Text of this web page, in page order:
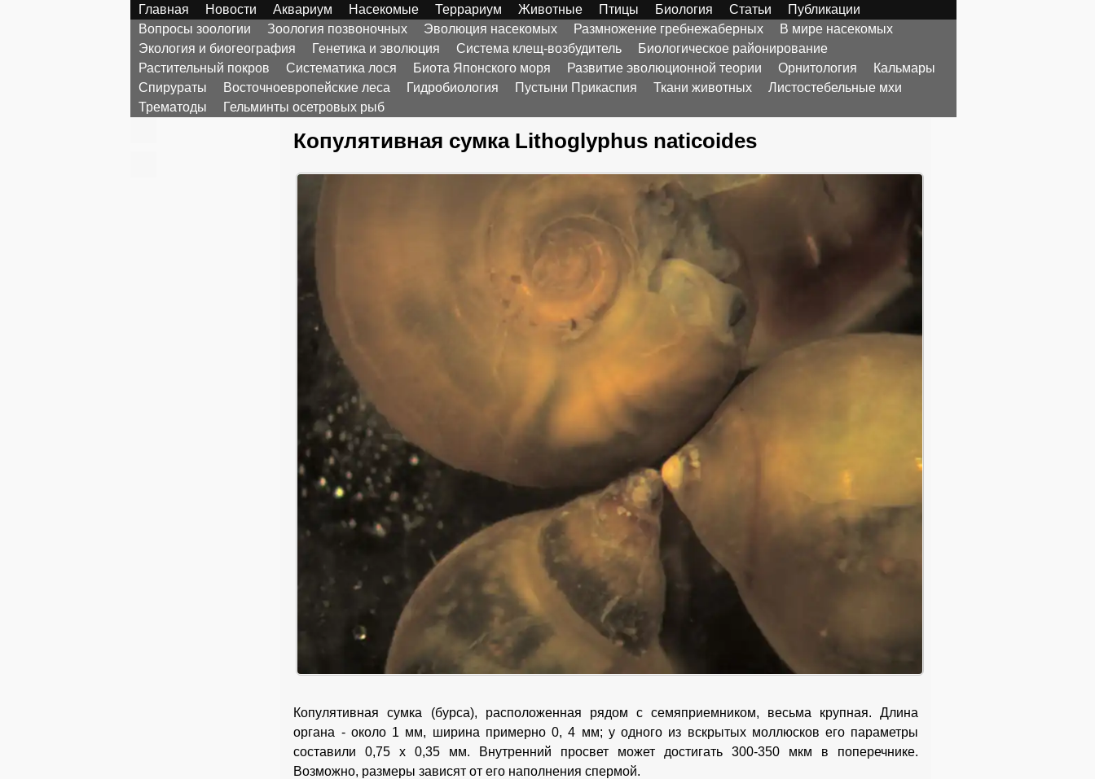
Главная Новости Аквариум Насекомые Террариум Животные Птицы Биология Статьи
Публикации
Вопросы зоологии
Зоология позвоночных Эволюция насекомых Размножение гребнежаберных
В мире насекомых
Экология и биогеография
Генетика и эволюция Система клещ-возбудитель
Биологическое районирование
Растительный покров
Систематика лося Биота Японского моря Развитие эволюционной теории Орнитология
Кальмары
Спирураты
Восточноевропейские леса Гидробиология Пустыни Прикаспия Ткани животных
Листостебельные мхи
Трематоды
Гельминты осетровых рыб
Копулятивная сумка Lithoglyphus naticoides
Копулятивная сумка (бурса), расположенная рядом с семяприемником, весьма крупная. Длина
органа - около 1 мм, ширина примерно 0, 4 мм; у одного из вскрытых моллюсков его параметры
составили 0,75 х 0,35 мм. Внутренний просвет может достигать 300-350 мкм в поперечнике.
Возможно, размеры зависят от его наполнения спермой.